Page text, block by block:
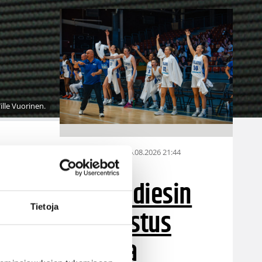
Tietoja
Vuorinen.
06.08.2026 21:44
Susiladiesin
puolustus
rautaa